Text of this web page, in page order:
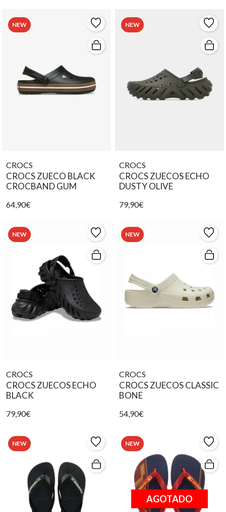
NEW
CROCS
CROCS ZUECO BLACK
CROCBAND GUM
64,90€
NEW
CROCS
CROCS ZUECOS ECHO
DUSTY OLIVE
79,90€
NEW
CROCS
CROCS ZUECOS ECHO
BLACK
79,90€
NEW
CROCS
CROCS ZUECOS CLASSIC
BONE
54,90€
NEW NEW
AGOTADO